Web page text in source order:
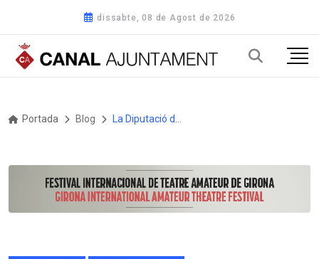
dissabte, 08 de Agost de 2026
Portada Blog